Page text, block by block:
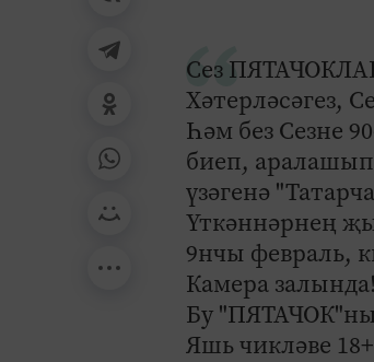
Сез
Хәтерләсәгез,
Һәм без Сезне
биеп,
үзәгенә
Үткәннәрнең
9нчы февраль,
Камера залында!
Бу
Яшь чикләве 18+